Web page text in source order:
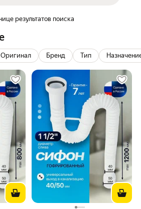
результатов поиска
Оригинал Бренд Тип